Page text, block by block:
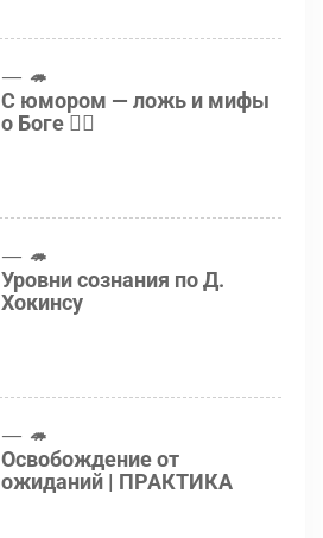
🦔
С юмором — ложь и мифы
о Боге 👍🏻
🦔
Уровни сознания по Д.
Хокинсу
🦔
Освобождение от
ожиданий | ПРАКТИКА